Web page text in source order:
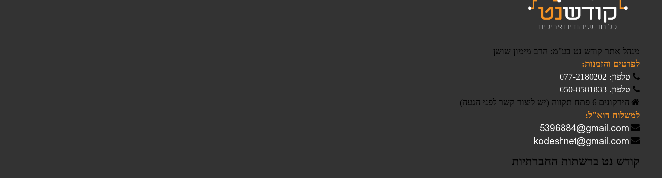
מנהל אתר קודש נט בע"מ: הרב מימון שושן
לפרטים והזמנות:
טלפון: 077-2180202
טלפון: 050-8581833
הירקונים 6 פתח תקווה (יש ליצור קשר לפני הגעה)
למשלוח דוא"ל:
קודש נט ברשתות החברתיות